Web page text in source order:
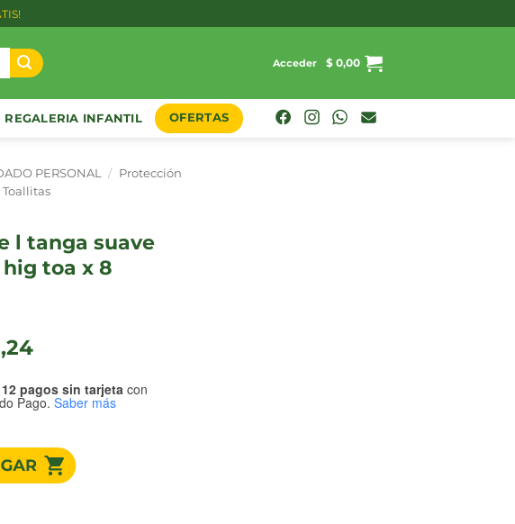
Acceder $ 0,00
REGALERIA INFANTIL OFERTAS
PERSONAL / Protección
Toallitas
toa x 8
pagos sin tarjeta con
Pago. Saber más
SUAVE TERMOC HIG TOA x 8 cantidad